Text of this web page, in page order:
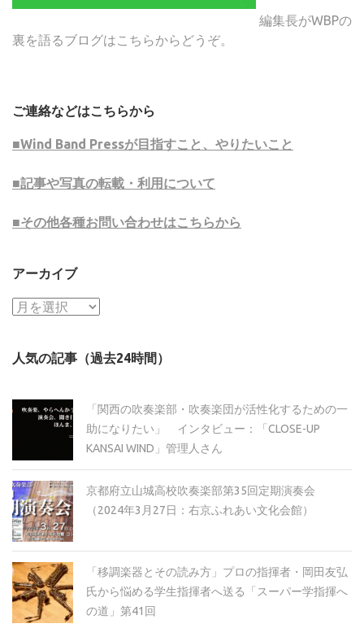
編集長がWBPの
裏を語るブログはこちらからどうぞ。
ご連絡などはこちらから
■Wind Band Pressが目指すこと、やりたいこと
■記事や写真の転載・利用について
■その他各種お問い合わせはこちらから
アーカイブ
ア
イ
人気の記事（過去24時間）
「関西の吹奏楽部・吹奏楽団が活性化するための一
助になりたい」 インタビュー：「CLOSE-UP
KANSAI WIND」管理人さん
京都府立山城高校吹奏楽部第35回定期演奏会
（2024年3月27日：右京ふれあい文化会館）
「移調楽器とその読み方」プロの指揮者・岡田友弘
氏から悩める学生指揮者へ送る「スーパー学指揮へ
の道」第41回